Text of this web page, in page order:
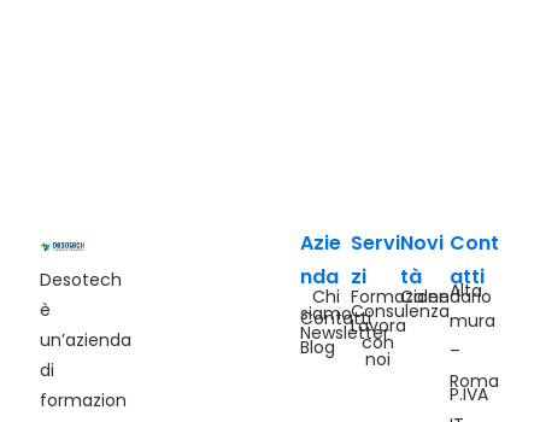
Desotech
è
un’azienda
di
formazion
Azie
nda
Chi
siamo
Contatti
Newsletter
Blog
Servi
zi
Formazione
Consulenza
Lavora
con
noi
Novi
tà
Calendario
Cont
atti
Alta
mura
–
Roma
P.IVA